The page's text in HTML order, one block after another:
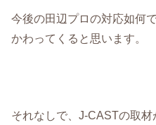
今後の田辺プロの対応如何
かわってくると思います。
それなしで、J-CASTの取